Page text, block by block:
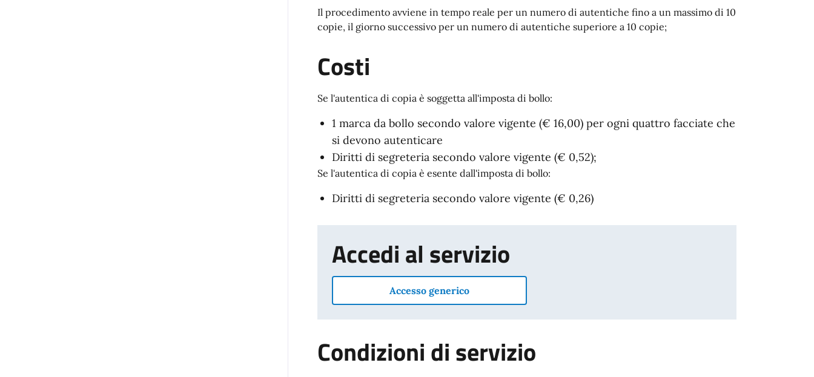
Il procedimento avviene in tempo reale per un numero di autentiche fino a un massimo di 10
copie, il giorno successivo per un numero di autentiche superiore a 10 copie;
Costi
Se l'autentica di copia è soggetta all'imposta di bollo:
1 marca da bollo secondo valore vigente (€ 16,00) per ogni quattro facciate che
si devono autenticare
Diritti di segreteria secondo valore vigente (€ 0,52);
Se l'autentica di copia è esente dall'imposta di bollo:
Diritti di segreteria secondo valore vigente (€ 0,26)
Accedi al servizio
Accesso generico
Condizioni di servizio